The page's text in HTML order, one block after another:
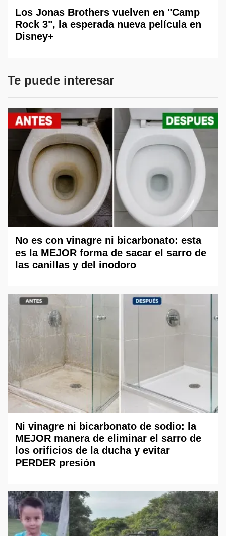
Los Jonas Brothers vuelven en "Camp
Rock 3", la esperada nueva película en
Disney+
Te puede interesar
No es con vinagre ni bicarbonato: esta
es la MEJOR forma de sacar el sarro de
las canillas y del inodoro
Ni vinagre ni bicarbonato de sodio: la
MEJOR manera de eliminar el sarro de
los orificios de la ducha y evitar
PERDER presión